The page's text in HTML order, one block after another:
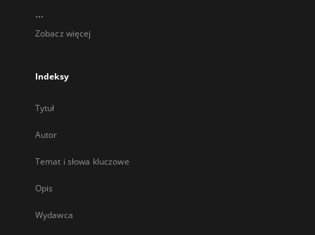
...
Zobacz więcej
Indeksy
Tytuł
Autor
Temat i słowa kluczowe
Opis
Wydawca